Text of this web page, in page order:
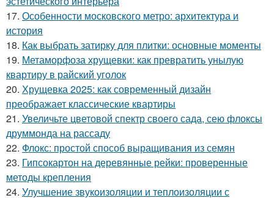
17. Особенности московского метро: архитектура и
история
18. Как выбрать затирку для плитки: основные моменты
19. Метаморфоза хрущевки: как превратить унылую
квартиру в райский уголок
20. Хрущевка 2025: как современный дизайн
преображает классические квартиры
21. Увеличьте цветовой спектр своего сада, сею флоксы
друммонда на рассаду
22. Флокс: простой способ выращивания из семян
23. Гипсокартон на деревянные рейки: проверенные
методы крепления
24. Улучшение звукоизоляции и теплоизоляции с